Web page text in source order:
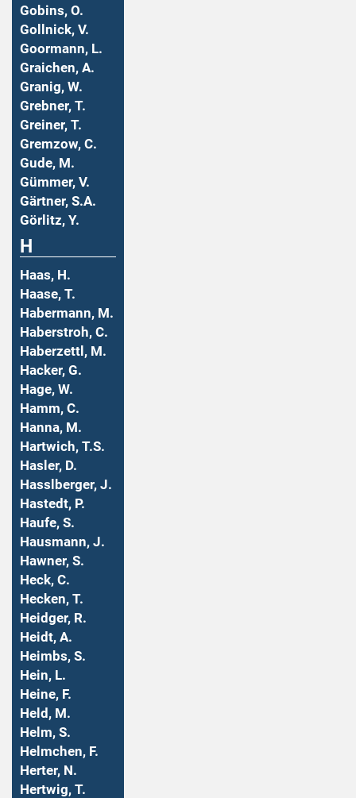
Gobins, O.
Gollnick, V.
Goormann, L.
Graichen, A.
Granig, W.
Grebner, T.
Greiner, T.
Gremzow, C.
Gude, M.
Gümmer, V.
Gärtner, S.A.
Görlitz, Y.
H
Haas, H.
Haase, T.
Habermann, M.
Haberstroh, C.
Haberzettl, M.
Hacker, G.
Hage, W.
Hamm, C.
Hanna, M.
Hartwich, T.S.
Hasler, D.
Hasslberger, J.
Hastedt, P.
Haufe, S.
Hausmann, J.
Hawner, S.
Heck, C.
Hecken, T.
Heidger, R.
Heidt, A.
Heimbs, S.
Hein, L.
Heine, F.
Held, M.
Helm, S.
Helmchen, F.
Herter, N.
Hertwig, T.